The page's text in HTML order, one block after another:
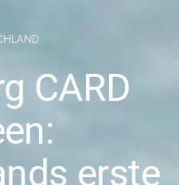
CARD
erste